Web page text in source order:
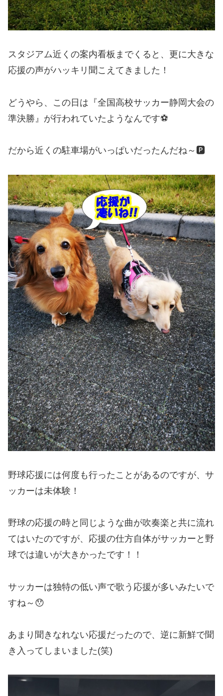
スタジアム近くの案内看板までくると、更に大きな
応援の声がハッキリ聞こえてきました！
どうやら、この日は『全国高校サッカー静岡大会の
準決勝』が行われていたようなんです⚽
だから近くの駐車場がいっぱいだったんだね～🅿️
野球応援には何度も行ったことがあるのですが、サ
ッカーは未体験！
野球の応援の時と同じような曲が吹奏楽と共に流れ
てはいたのですが、応援の仕方自体がサッカーと野
球では違いが大きかったです！！
サッカーは独特の低い声で歌う応援が多いみたいで
すね～😯
あまり聞きなれない応援だったので、逆に新鮮で聞
き入ってしまいました(笑)